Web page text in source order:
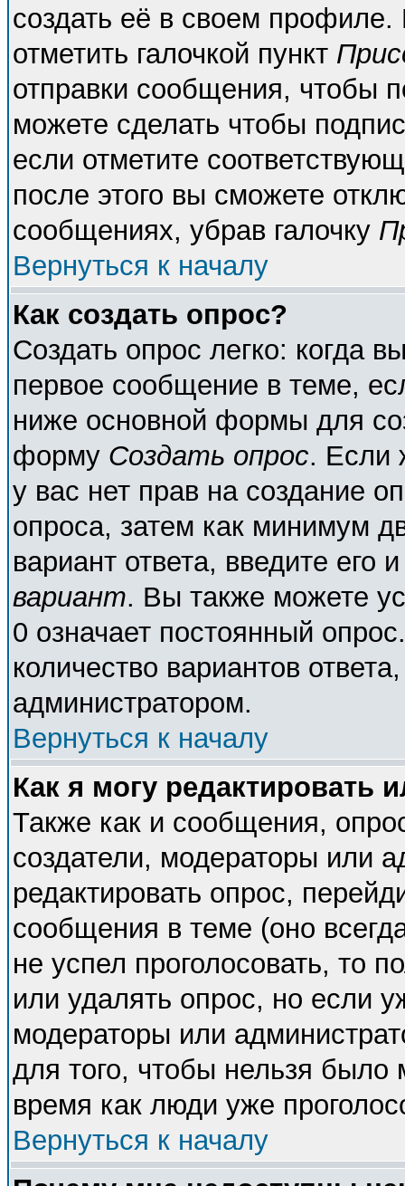
создать её в своем
отметить галочкой пункт
отправки сообщения, чтобы
можете сделать чтобы
если отметите
после этого вы сможете
сообщениях, убрав галочку
Вернуться к началу
Как создать опрос?
Создать опрос легко: когда
первое сообщение в теме,
ниже основной формы для
форму Создать опрос. Если
у вас нет прав на создание
опроса, затем как минимум
вариант ответа, введите его
вариант. Вы также можете
0 означает постоянный
количество вариантов
администратором.
Вернуться к началу
Как я могу редактировать
Также как и сообщения,
создатели, модераторы или
редактировать опрос,
сообщения в теме (оно
не успел проголосовать, то
или удалять опрос, но если
модераторы или
для того, чтобы нельзя было
время как люди уже
Вернуться к началу